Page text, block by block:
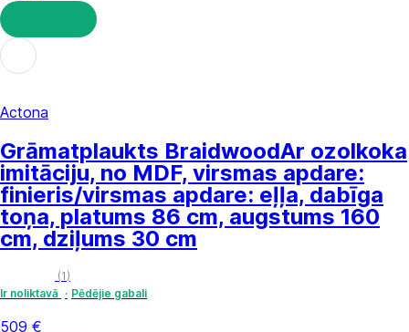
LIKT GROZĀ
Actona
Grāmatplaukts BraidwoodAr ozolkoka
imitāciju, no MDF, virsmas apdare:
finieris/virsmas apdare: eļļa, dabīga
toņa, platums 86 cm, augstums 160
cm, dziļums 30 cm
(1 )
Ir noliktavā
Pēdējie gabali
509 €